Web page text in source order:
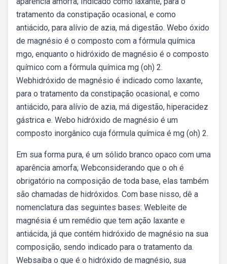
tratamento da constipação ocasional, e como
antiácido, para alívio de azia, má digestão. Webo óxido
de magnésio é o composto com a fórmula química
mgo, enquanto o hidróxido de magnésio é o composto
químico com a fórmula química mg (oh) 2.
Webhidróxido de magnésio é indicado como laxante,
para o tratamento da constipação ocasional, e como
antiácido, para alívio de azia, má digestão, hiperacidez
gástrica e. Webo hidróxido de magnésio é um
composto inorgânico cuja fórmula química é mg (oh) 2.
Em sua forma pura, é um sólido branco opaco com uma
aparência amorfa; Webconsiderando que o oh é
obrigatório na composição de toda base, elas também
são chamadas de hidróxidos. Com base nisso, dê a
nomenclatura das seguintes bases: Webleite de
magnésia é um remédio que tem ação laxante e
antiácida, já que contém hidróxido de magnésio na sua
composição, sendo indicado para o tratamento da.
Websaiba o que é o hidróxido de magnésio, sua